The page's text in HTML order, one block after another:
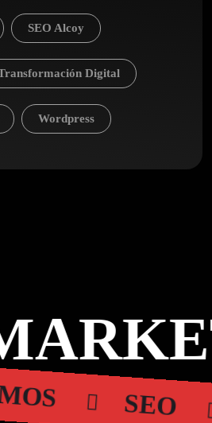
SEO Alcoy
Digital
Wordpress
SEO